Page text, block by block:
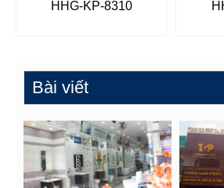
HHG-KP-8310
Bài viết